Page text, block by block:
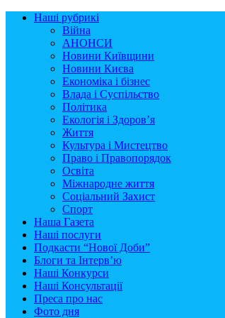
Наші рубрикі
Війна
АНОНСИ
Новини Київщини
Новини Києва
Економіка і бізнес
Влада і Суспільство
Політика
Екологія і Здоров’я
Життя
Культура і Мистецтво
Право і Правопорядок
Освіта
Міжнародне життя
Соціальний Захист
Спорт
Наша Газета
Наші послуги
Подкасти “Нової Доби”
Блоги та Інтерв’ю
Наші Конкурси
Наші Консультації
Преса про нас
Фото дня